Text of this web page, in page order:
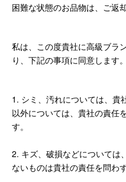
困難な状態のお品物は、ご返
私は、この度貴社に高級ブ
り、下記の事項に同意します。
1. シミ、汚れについては、貴
以外については、貴社の責任
す。
2. キズ、破損などについては
ないものは貴社の責任を問わ